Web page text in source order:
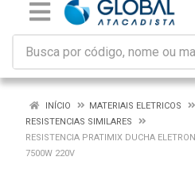
INÍCIO
MATERIAIS ELETRICOS
RESISTENCIAS SIMILARES
RESISTENCIA PRATIMIX DUCHA
7500W 220V